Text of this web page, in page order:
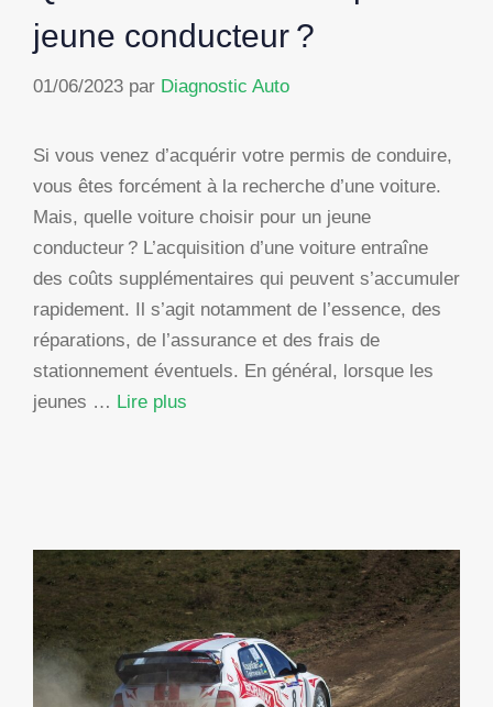
jeune conducteur ?
01/06/2023 par Diagnostic Auto
Si vous venez d’acquérir votre permis de conduire,
vous êtes forcément à la recherche d’une voiture.
Mais, quelle voiture choisir pour un jeune
conducteur ? L’acquisition d’une voiture entraîne
des coûts supplémentaires qui peuvent s’accumuler
rapidement. Il s’agit notamment de l’essence, des
réparations, de l’assurance et des frais de
stationnement éventuels. En général, lorsque les
jeunes … Lire plus